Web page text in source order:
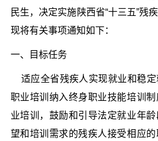
民生，决定实施陕西省“十三五”残
现将有关事项通知如下：
一、目标任务
适应全省残疾人实现就业和稳定
职业培训纳入终身职业技能培训
业培训，鼓励和引导法定就业年
望和培训需求的残疾人接受相应